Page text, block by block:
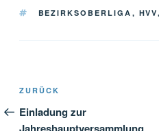
SCHLAGWÖRTER
BEZIRKSOBERLIGA , HVV,
Beitragsnavigation
Vorheriger
Beitrag
ZURÜCK
Einladung zur